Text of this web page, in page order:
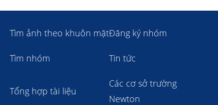
Tìm ảnh theo khuôn mặtĐăng ký nhóm
Tìm nhóm Tin tức
Tổng hợp tài liệu
Các cơ sở trường
Newton